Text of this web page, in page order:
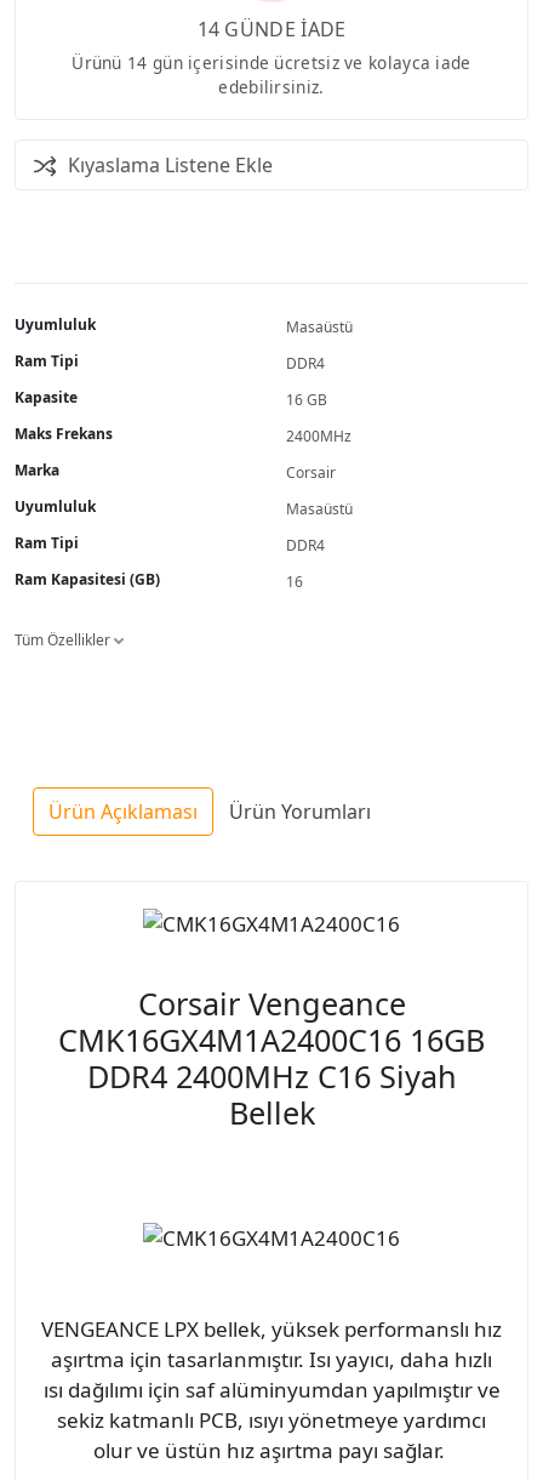
14 GÜNDE İADE
Ürünü 14 gün içerisinde ücretsiz ve kolayca iade
edebilirsiniz.
Kıyaslama Listene Ekle
Uyumluluk
Masaüstü
Ram Tipi
DDR4
Kapasite
16 GB
Maks Frekans
2400MHz
Marka
Corsair
Uyumluluk
Masaüstü
Ram Tipi
DDR4
Ram Kapasitesi (GB)
16
Tüm Özellikler
Ürün Açıklaması Ürün Yorumları
Corsair Vengeance
CMK16GX4M1A2400C16 16GB
DDR4 2400MHz C16 Siyah
Bellek
VENGEANCE LPX bellek, yüksek performanslı hız
aşırtma için tasarlanmıştır. Isı yayıcı, daha hızlı
ısı dağılımı için saf alüminyumdan yapılmıştır ve
sekiz katmanlı PCB, ısıyı yönetmeye yardımcı
olur ve üstün hız aşırtma payı sağlar.